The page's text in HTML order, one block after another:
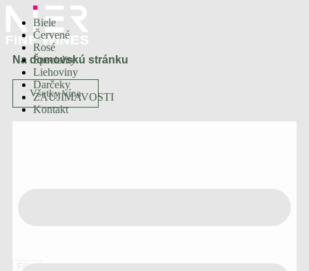
Biele
Červené
Rosé
Špeciality
Liehoviny
Darčeky
ZAUJÍMAVOSTI
Kontakt
Na domovskú stránku
Všetky vína